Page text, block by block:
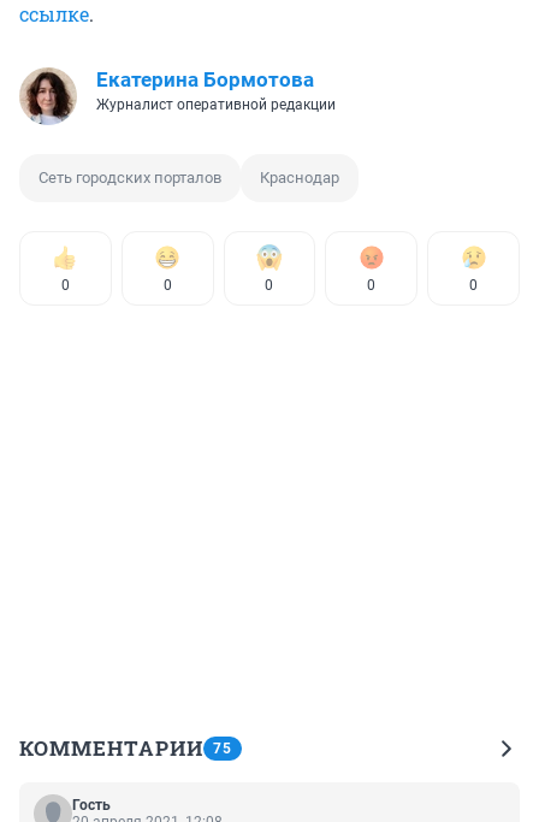
ссылке.
Екатерина Бормотова
Журналист оперативной редакции
Сеть городских порталов Краснодар
0 0 0 0 0
КОММЕНТАРИИ 75
Гость